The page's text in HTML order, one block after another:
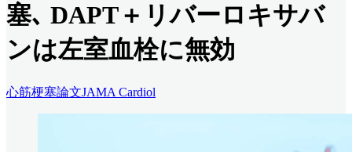
塞､ DAPT＋リバーロキサバ
ンは左室血栓に無効
心筋梗塞論文JAMA Cardiol